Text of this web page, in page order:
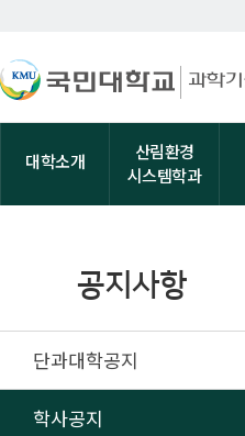
대학소개
산림환경
시스템학과
공지사항
단과대학공지
학사공지